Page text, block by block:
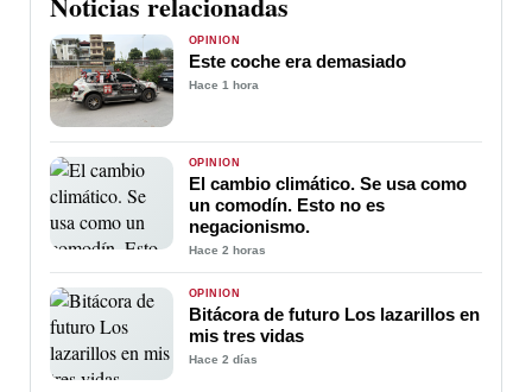
OPINIÓN
Este coche era demasiado
Hace 1 hora
OPINIÓN
El cambio climático. Se usa como
un comodín. Esto no es
negacionismo.
Hace 2 horas
OPINIÓN
Bitácora de futuro Los lazarillos en
mis tres vidas
Hace 2 días